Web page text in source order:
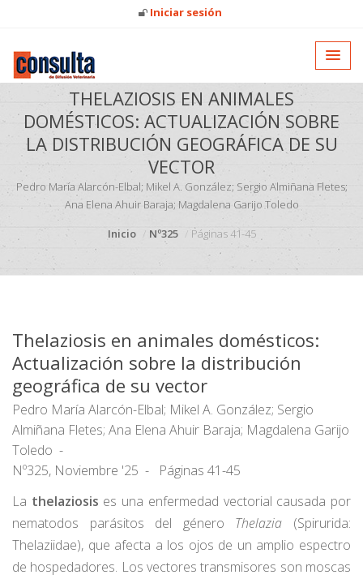
Iniciar sesión
THELAZIOSIS EN ANIMALES
DOMÉSTICOS: ACTUALIZACIÓN SOBRE
LA DISTRIBUCIÓN GEOGRÁFICA DE SU
VECTOR
Pedro María Alarcón-Elbal; Mikel A. González; Sergio Almiñana Fletes;
Ana Elena Ahuir Baraja; Magdalena Garijo Toledo
Inicio
Nº325 Páginas 41-45
Thelaziosis en animales domésticos:
Actualización sobre la distribución
geográfica de su vector
Pedro María Alarcón-Elbal; Mikel A. González; Sergio
Almiñana Fletes; Ana Elena Ahuir Baraja; Magdalena Garijo
Toledo
Nº325, Noviembre '25
Páginas 41-45
La thelaziosis es una enfermedad vectorial causada por
nematodos parásitos del género Thelazia (Spirurida:
Thelaziidae), que afecta a los ojos de un amplio espectro
de hospedadores. Los vectores transmisores son moscas